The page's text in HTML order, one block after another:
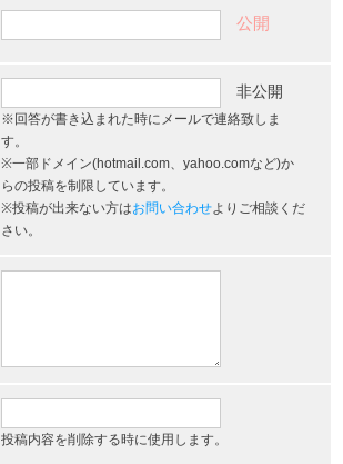
公開
非公開
※回答が書き込まれた時にメールで連絡致しま
す。
※一部ドメイン(hotmail.com、yahoo.comなど)か
らの投稿を制限しています。
※投稿が出来ない方はお問い合わせよりご相談くだ
さい。
投稿内容を削除する時に使用します。